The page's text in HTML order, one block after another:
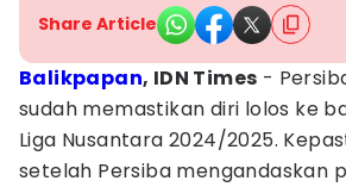
Share Article
Balikpapan, IDN Times -
sudah memastikan diri lolos ke
Liga Nusantara 2024/2025.
setelah Persiba mengandaskan